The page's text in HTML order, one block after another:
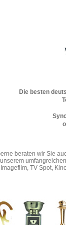
Die besten
beraten wir Sie
unserem
Imagefilm, TV-Spot,